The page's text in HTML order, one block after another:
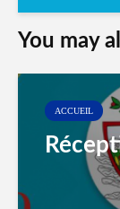
You may
ACCUEIL